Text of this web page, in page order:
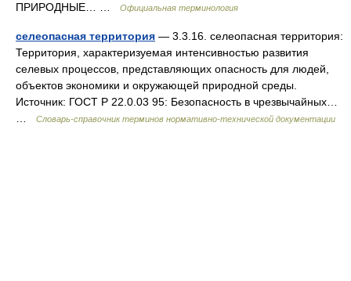
ПРИРОДНЫЕ… …
Официальная терминология
селеопасная территория — 3.3.16. селеопасная территория:
Территория, характеризуемая интенсивностью развития
селевых процессов, представляющих опасность для людей,
объектов экономики и окружающей природной среды.
Источник: ГОСТ Р 22.0.03 95: Безопасность в чрезвычайных…
Словарь-справочник терминов нормативно-технической документации